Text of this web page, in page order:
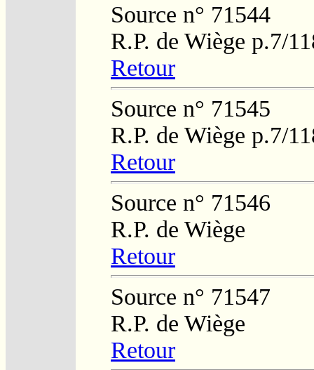
Source n° 71544
R.P. de Wiège p.7/
Retour
Source n° 71545
R.P. de Wiège p.7/
Retour
Source n° 71546
R.P. de Wiège
Retour
Source n° 71547
R.P. de Wiège
Retour